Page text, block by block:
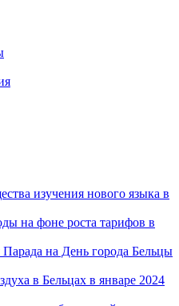
изучения нового языка в
на фоне роста тарифов в
на День города Бельцы
в Бельцах в январе 2024